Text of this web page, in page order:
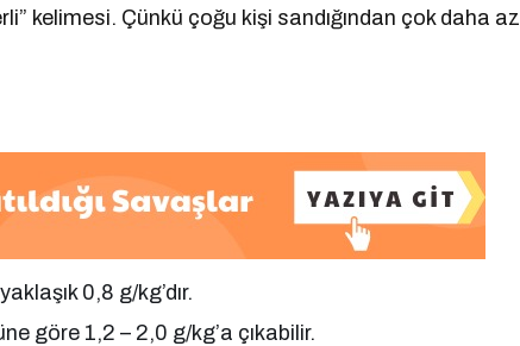
kelimesi. Çünkü çoğu kişi sandığından çok daha az
0,8 g/kg’dır.
göre 1,2 – 2,0 g/kg’a çıkabilir.